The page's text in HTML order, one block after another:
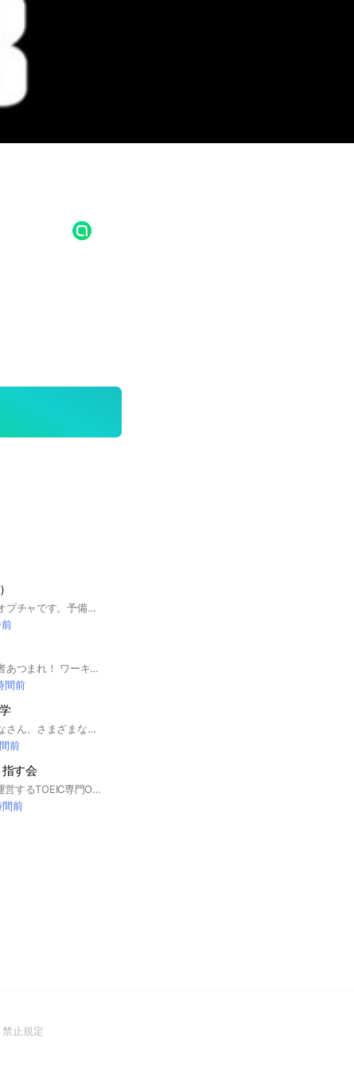
宅浪メインの浪人生オプチャです。予備校生や仮面浪人生、社会人受験生なども大歓迎です。トークテーマは特に縛りはなく、ゆるーいオプチャですが、大学の情報共有や模試の日程など受験に関する話が多く交わされています。共に高めあいましょう。（入室が承認されましたら、このオプチャのルールが書かれた大事なノートをご覧ください） 文責:きゅう
ワーホリや留学希望者あつまれ！ ワーキングホリデー経験者によるワーホリ&留学会です✈ ・興味がある人 ・ワーホリor留学経験者 ・現在ワーホリ中の人 ・いつか海外に行ってみたい人 ・英語を学習したい人 などなど… 誰でも参加可能です！🎉 お待ちしてます😆💓
間前
大学生〜社会人のみなさん、さまざまな数学の課題を助け合いながら解決していきましょう！
前
す会
TOEIC満点取得者が運営するTOEIC専門OCです。学習法や演習問題に関する質問大歓迎。 TOEIC受験者の皆様で気軽に交流しましょう。モチベーション維持や情報収集にも是非！ 管理人: wada🍐わだぽえ TOEIC L&R公開テスト 990点満点 52回取得 英検1級 #TOEIC #英語学習 #リーディング #リスニング #英語 #英文法 #勉強 #ETS
前
止規定(Open